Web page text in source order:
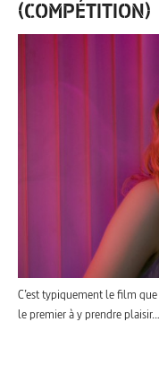
(COMPÉTITION)
C’est typiquement le film
le premier à y prendre